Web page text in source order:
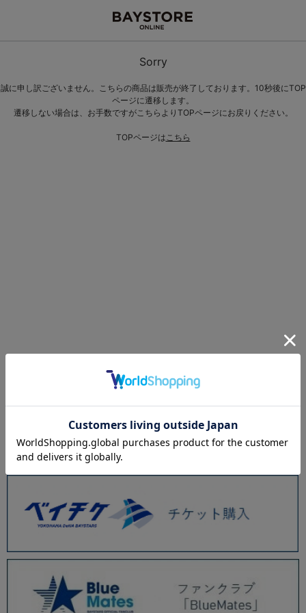
Sorry
誠に申し訳ございません。こちらの商品は販売が終了しております。10秒後にTOP
ページに遷移します。
遷移しない場合は、お手数ですがこちらよりTOPページにお戻りください。
TOPページはこちら